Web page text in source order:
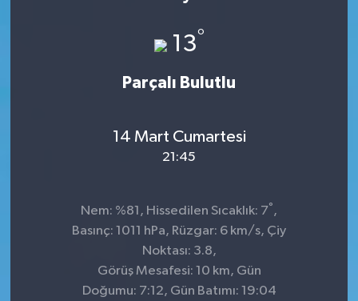
13°
Parçalı Bulutlu
14 Mart Cumartesi
21:45
Nem: %81, Hissedilen Sıcaklık: 7° ,
Basınç: 1011 hPa, Rüzgar: 6 km/s, Çiy
Noktası: 3.8,
Görüş Mesafesi: 10 km, Gün
Doğumu: 7:12, Gün Batımı: 19:04
SOSYAL YAŞAM